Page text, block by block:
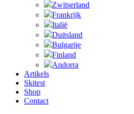
Zwitserland
Frankrijk
Italië
Duitsland
Bulgarije
Finland
Andorra
Artikels
Skitest
Shop
Contact